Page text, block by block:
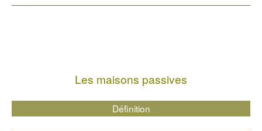
Les maisons passives
Définition